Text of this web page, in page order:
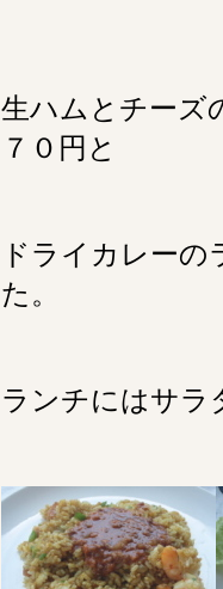
生ハムとチーズ
７０円と
ドライカレー
た。
ランチにはサラ